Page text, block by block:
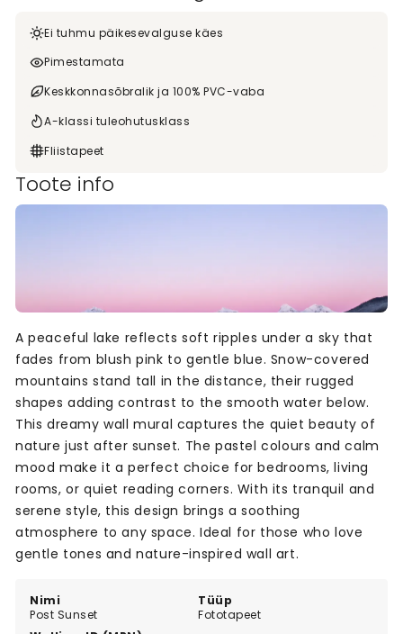
Ei tuhmu päikesevalguse käes
Pimestamata
Keskkonnasõbralik ja 100% PVC-vaba
A-klassi tuleohutusklass
Fliistapeet
Toote info
Nimi
Post Sunset
Tüüp
Fototapeet
A peaceful lake reflects soft ripples under a sky that
fades from blush pink to gentle blue. Snow-covered
mountains stand tall in the distance, their rugged
shapes adding contrast to the smooth water below.
This dreamy wall mural captures the quiet beauty of
nature just after sunset. The pastel colours and calm
mood make it a perfect choice for bedrooms, living
rooms, or quiet reading corners. With its tranquil and
serene style, this design brings a soothing
atmosphere to any space. Ideal for those who love
gentle tones and nature-inspired wall art.